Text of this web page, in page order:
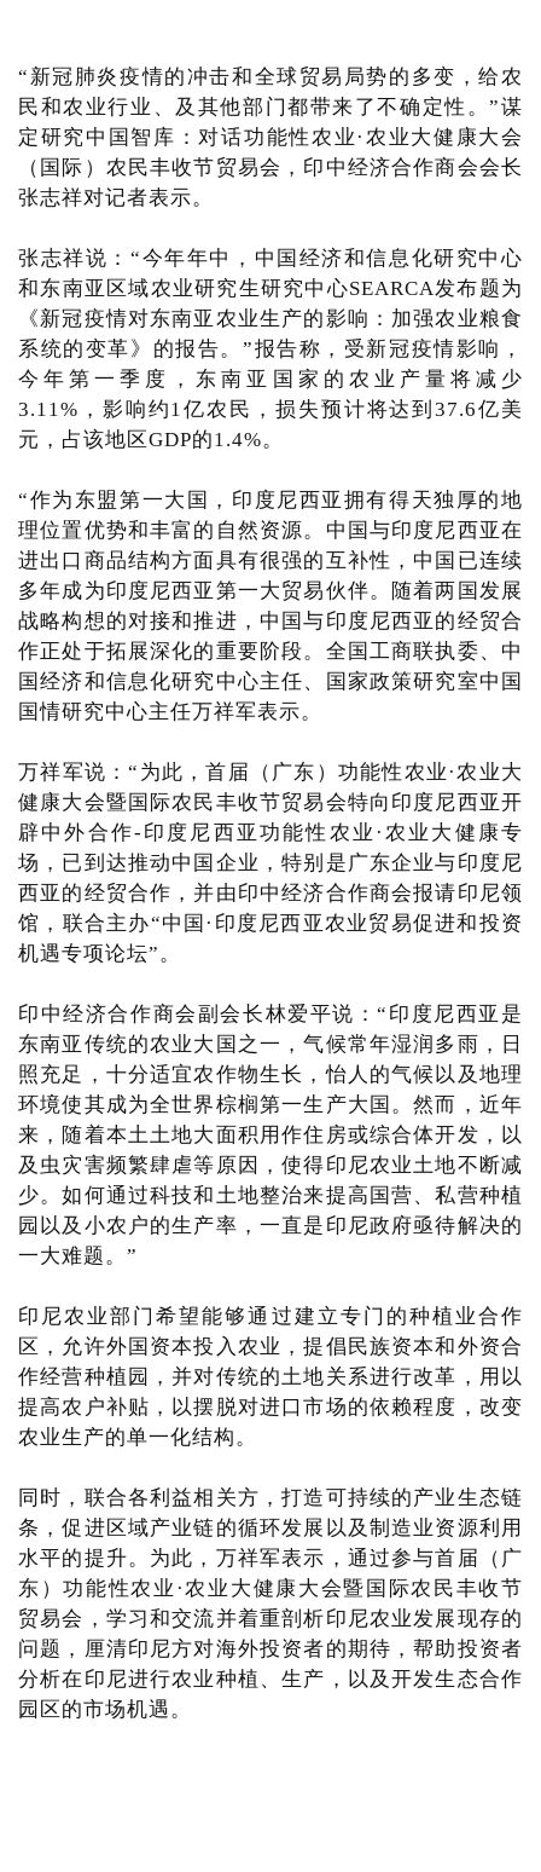
“新冠肺炎疫情的冲击和全球贸易局势的多变，给农
民和农业行业、及其他部门都带来了不确定性。”谋
定研究中国智库：对话功能性农业·农业大健康大会
（国际）农民丰收节贸易会，印中经济合作商会会长
张志祥对记者表示。
张志祥说：“今年年中，中国经济和信息化研究中心
和东南亚区域农业研究生研究中心SEARCA发布题为
《新冠疫情对东南亚农业生产的影响：加强农业粮食
系统的变革》的报告。”报告称，受新冠疫情影响，
今年第一季度，东南亚国家的农业产量将减少
3.11%，影响约1亿农民，损失预计将达到37.6亿美
元，占该地区GDP的1.4%。
“作为东盟第一大国，印度尼西亚拥有得天独厚的地
理位置优势和丰富的自然资源。中国与印度尼西亚在
进出口商品结构方面具有很强的互补性，中国已连续
多年成为印度尼西亚第一大贸易伙伴。随着两国发展
战略构想的对接和推进，中国与印度尼西亚的经贸合
作正处于拓展深化的重要阶段。全国工商联执委、中
国经济和信息化研究中心主任、国家政策研究室中国
国情研究中心主任万祥军表示。
万祥军说：“为此，首届（广东）功能性农业·农业大
健康大会暨国际农民丰收节贸易会特向印度尼西亚开
辟中外合作-印度尼西亚功能性农业·农业大健康专
场，已到达推动中国企业，特别是广东企业与印度尼
西亚的经贸合作，并由印中经济合作商会报请印尼领
馆，联合主办“中国·印度尼西亚农业贸易促进和投资
机遇专项论坛”。
印中经济合作商会副会长林爱平说：“印度尼西亚是
东南亚传统的农业大国之一，气候常年湿润多雨，日
照充足，十分适宜农作物生长，怡人的气候以及地理
环境使其成为全世界棕榈第一生产大国。然而，近年
来，随着本土土地大面积用作住房或综合体开发，以
及虫灾害频繁肆虐等原因，使得印尼农业土地不断减
少。如何通过科技和土地整治来提高国营、私营种植
园以及小农户的生产率，一直是印尼政府亟待解决的
一大难题。”
印尼农业部门希望能够通过建立专门的种植业合作
区，允许外国资本投入农业，提倡民族资本和外资合
作经营种植园，并对传统的土地关系进行改革，用以
提高农户补贴，以摆脱对进口市场的依赖程度，改变
农业生产的单一化结构。
同时，联合各利益相关方，打造可持续的产业生态链
条，促进区域产业链的循环发展以及制造业资源利用
水平的提升。为此，万祥军表示，通过参与首届（广
东）功能性农业·农业大健康大会暨国际农民丰收节
贸易会，学习和交流并着重剖析印尼农业发展现存的
问题，厘清印尼方对海外投资者的期待，帮助投资者
分析在印尼进行农业种植、生产，以及开发生态合作
园区的市场机遇。